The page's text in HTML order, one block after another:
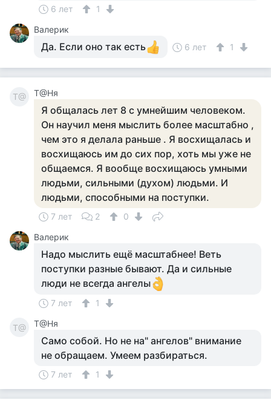
6 лет
1
Валерик
Да. Если оно так есть 6 лет 1
Т@ Т@Ня
Я общалась лет 8 с умнейшим человеком.
Он научил меня мыслить более масштабно ,
чем это я делала раньше . Я восхищалась и
восхищаюсь им до сих пор, хоть мы уже не
общаемся. Я вообще восхищаюсь умными
людьми, сильными (духом) людьми. И
людьми, способными на поступки.
7 лет 2
0
Валерик
Надо мыслить ещё масштабнее! Веть
поступки разные бывают. Да и сильные
люди не всегда ангелы
7 лет 1
Т@ Т@Ня
Само собой. Но не на" ангелов" внимание
не обращаем. Умеем разбираться.
7 лет 1